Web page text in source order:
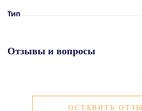
Тип
Отзывы и вопросы
ОСТАВИТЬ